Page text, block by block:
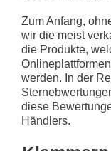
Zum Anfang,
wir die meist
die Produkte,
Onlineplattformen
werden. In der
diese
Händlers.